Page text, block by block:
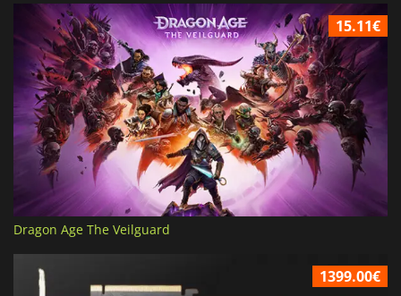
15.11€
Dragon Age The Veilguard
1399.00€